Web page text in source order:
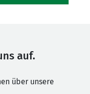
auf.
über unsere